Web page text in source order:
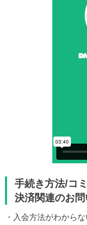
手続き方法/コ
決済関連のお
・入会方法がわからな